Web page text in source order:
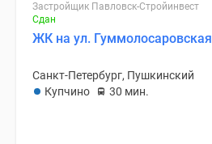
Застройщик Павловск-Стройинвест
Сдан
ЖК на ул. Гуммолосаровская
Санкт-Петербург, Пушкинский
Купчино
30 мин.